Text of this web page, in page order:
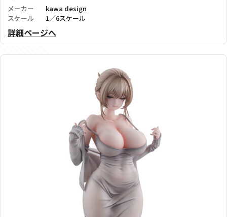
メーカー
kawa design
スケール
1／6スケール
詳細ページへ